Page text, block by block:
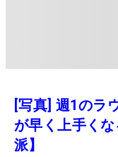
[写真] 週1のラ
が早く上手く
派】